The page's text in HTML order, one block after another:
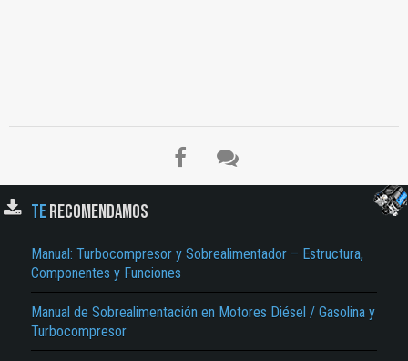
TERECOMENDAMOS
Manual: Turbocompresor y Sobrealimentador – Estructura,
Componentes y Funciones
Manual de Sobrealimentación en Motores Diésel / Gasolina y
Turbocompresor